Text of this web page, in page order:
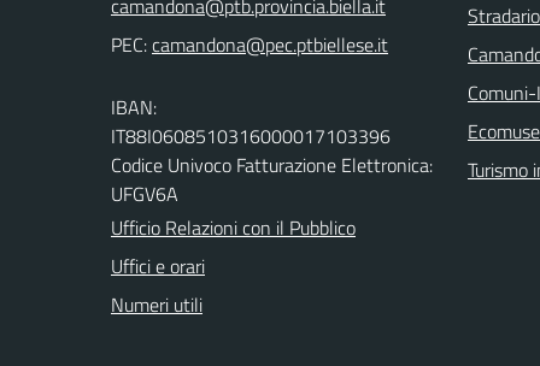
PEC:
IBAN:
IT88I0608510316000017103396
Codice Univoco Fatturazione Elettronica:
UFGV6A
Ufficio Relazioni con il Pubblico
Uffici e orari
Numeri utili
Turismo